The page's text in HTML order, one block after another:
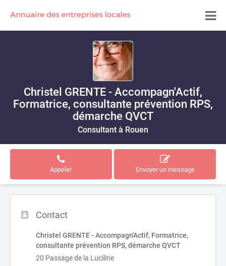
Christel GRENTE - Accompagn'Actif,
Formatrice, consultante prévention RPS,
démarche QVCT
Consultant à Rouen
Appeler Envoyer un message
Contact
Christel GRENTE - Accompagn'Actif, Formatrice,
consultante prévention RPS, démarche QVCT
20 Passage de la Luciline